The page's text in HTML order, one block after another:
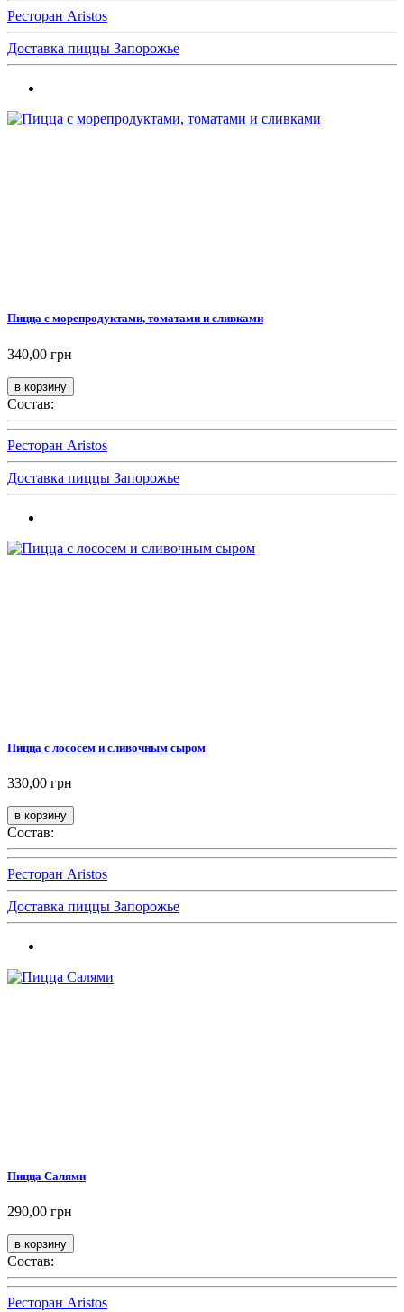
Ресторан Aristos
Доставка пиццы Запорожье
Пицца с морепродуктами, томатами и сливками
340,00 грн
Состав:
Ресторан Aristos
Доставка пиццы Запорожье
Пицца с лососем и сливочным сыром
330,00 грн
Состав:
Ресторан Aristos
Доставка пиццы Запорожье
Пицца Салями
290,00 грн
Состав:
Ресторан Aristos